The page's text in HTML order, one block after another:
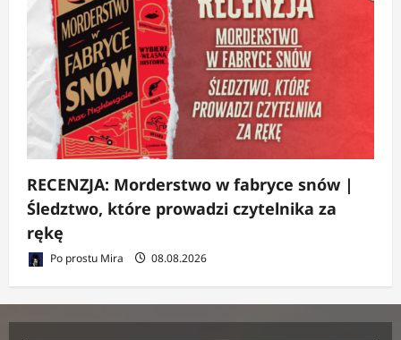
RECENZJA: Morderstwo w fabryce snów |
Śledztwo, które prowadzi czytelnika za
rękę
Po prostu Mira 08.08.2026